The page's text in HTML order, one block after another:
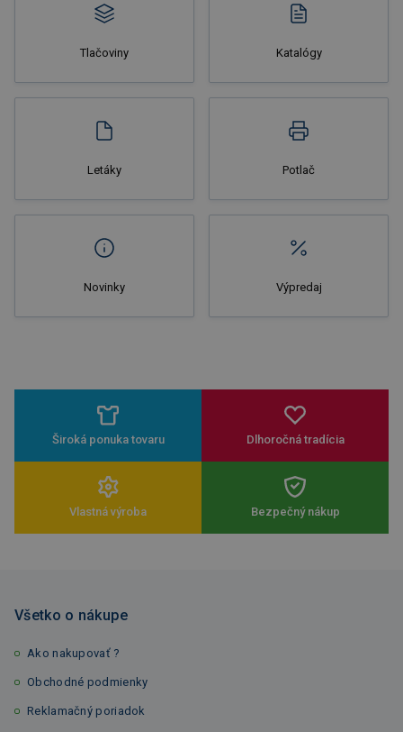
Tlačoviny Katalógy
Letáky Potlač
Novinky Výpredaj
Široká ponuka tovaru Dlhoročná tradícia
Vlastná výroba Bezpečný nákup
Všetko o nákupe
Ako nakupovať ?
Obchodné podmienky
Reklamačný poriadok